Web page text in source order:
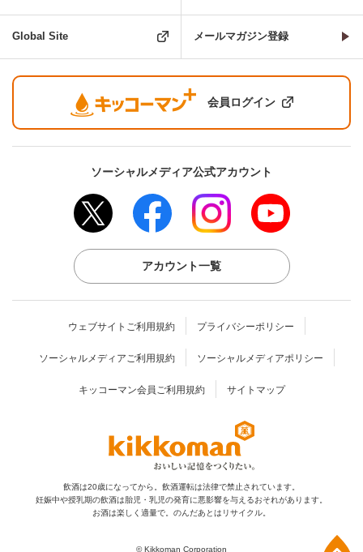
Global Site メールマガジン登録
会員ログイン
ソーシャルメディア公式アカウント
アカウント一覧
ウェブサイトご利用規約 プライバシーポリシー
ソーシャルメディアご利用規約 ソーシャルメディアポリシー
キッコーマン会員ご利用規約 サイトマップ
飲酒は20歳になってから。飲酒運転は法律で禁止されています。
妊娠中や授乳期の飲酒は胎児・乳児の発育に悪影響を与えるおそれがあります。
お酒は楽しく適量で。のんだあとはリサイクル。
© Kikkoman Corporation